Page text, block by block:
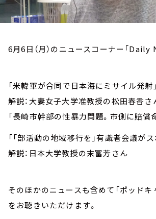
6月6日（月）のニュースコーナー「
「米韓軍が合同で日本海にミサイル発射」
解説：大妻女子大学准教授の松田春香さ
「長崎市幹部の性暴力問題。市側に賠償
「「部活動の地域移行を」有識者会議が
解説：日本大学教授の末冨芳さん
そのほかのニュースも含めて「ポッドキ
をお聴きいただけます。